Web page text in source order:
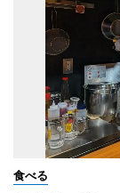
食べる